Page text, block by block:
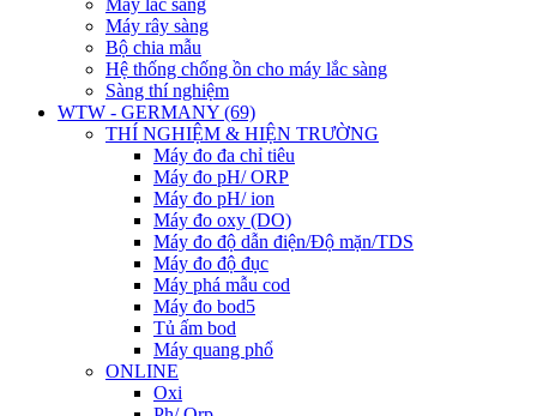
Máy rây sàng
Bộ chia mẫu
Hệ thống chống ồn cho máy lắc sàng
Sàng thí nghiệm
WTW - GERMANY (69)
THÍ NGHIỆM & HIỆN TRƯỜNG
Máy đo đa chỉ tiêu
Máy đo pH/ ORP
Máy đo pH/ ion
Máy đo oxy (DO)
Máy đo độ dẫn điện/Độ mặn/TDS
Máy đo độ đục
Máy phá mẫu cod
Máy đo bod5
Tủ ấm bod
Máy quang phổ
ONLINE
Oxi